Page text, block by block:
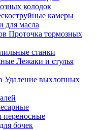
колодок
камеры
для масла
Проточка тормозных
станки
Лежаки и стулья
Удаление выхлопных
бочек